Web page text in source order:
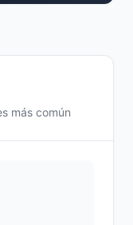
más común